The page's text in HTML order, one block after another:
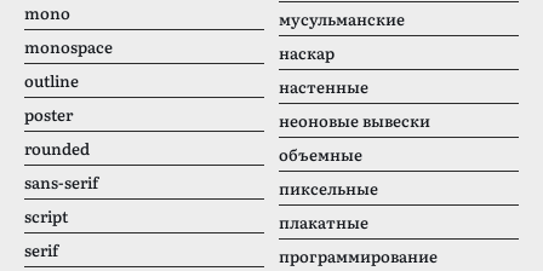
mono
monospace
outline
poster
rounded
sans-serif
script
serif
мусульманские
наскар
настенные
неоновые вывески
объемные
пиксельные
плакатные
программирование